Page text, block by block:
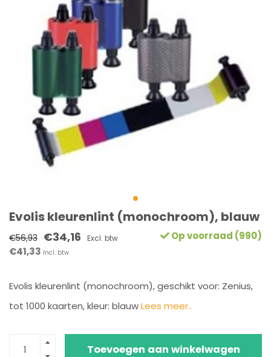
Evolis kleurenlint (monochroom), blauw
€56,93 €34,16 Excl. btw
€41,33 Incl. btw
Op voorraad (990)
Evolis kleurenlint (monochroom), geschikt voor: Zenius,
tot 1000 kaarten, kleur: blauwLees meer..
Toevoegen aan winkelwagen